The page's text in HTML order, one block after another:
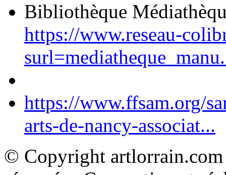
Bibliothèque
https://www.reseau-
https://www.ffsam.org/
arts-de-nancy-associat...
© Copyright